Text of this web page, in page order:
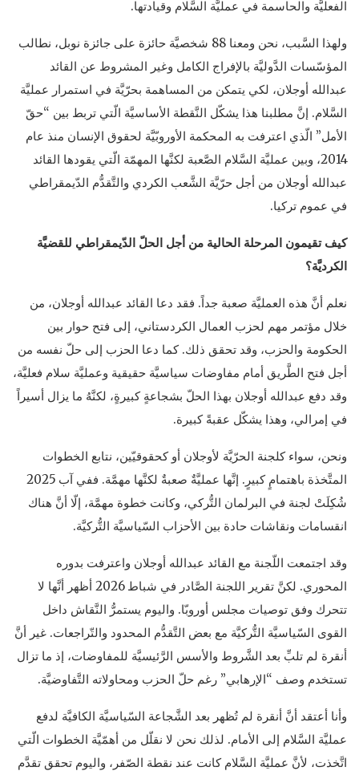
الفعليَّة والحاسمة في عمليَّة السَّلام وقيادتها.
ولهذا السَّبب، نحن ومعنا 88 شخصيَّة حائزة على جائزة نوبل، نطالب
المؤسّسات الدَّوليَّة بالإفراج الكامل وغير المشروط عن القائد
عبدالله أوجلان، لكي يتمكن من المساهمة بحرّيَّة في استمرار عمليَّة
السَّلام. إنَّ مطلبنا هذا يشكّل النَّقطة الأساسيَّة الّتي تربط بين “حقّ
الأمل” الّذي اعترفت به المحكمة الأوروبّيَّة لحقوق الإنسان منذ عام
2014، وبين عمليَّة السَّلام الصَّعبة لكنَّها المهمّة الّتي يقودها القائد
عبدالله أوجلان من أجل حرّيَّة الشَّعب الكردي والتَّقدُّم الدّيمقراطي
في عموم تركيا.
كيف تقيمون المرحلة الحالية من أجل الحلّ الدّيمقراطي للقضيَّة
الكرديَّة؟
نعلم أنَّ هذه العمليَّة صعبة جداً. فقد دعا القائد عبدالله أوجلان، من
خلال مؤتمر مهم لحزب العمال الكردستاني، إلى فتح حوار بين
الحكومة والحزب، وقد تحقق ذلك. كما دعا الحزب إلى حلّ نفسه من
أجل فتح الطَّريق أمام مفاوضات سياسيَّة حقيقية وعمليَّة سلام فعليَّة،
وقد دفع عبدالله أوجلان بهذا الحلّ بشجاعةٍ كبيرةٍ، لكنَّهُ ما يزال أسيراً
في إمرالي، وهذا يشكّل عقبةً كبيرة.
ونحن، سواء كلجنة الحرّيَّة لأوجلان أو كحقوقيّين، نتابع الخطوات
المتَّخذة باهتمامٍ كبيرٍ. إنَّها عمليَّةٌ صعبةٌ لكنَّها مهمَّة. ففي آب 2025
شُكِلَتْ لجنة في البرلمان التُّركي، وكانت خطوة مهمَّة، إلّا أنَّ هناك
انقسامات ونقاشات حادة بين الأحزاب السّياسيَّة التُّركيَّة.
وقد اجتمعت اللّجنة مع القائد عبدالله أوجلان واعترفت بدوره
المحوري. لكنَّ تقرير اللجنة الصَّادر في شباط 2026 أظهر أنَّها لا
تتحرك وفق توصيات مجلس أوروبّا. واليوم يستمرُّ النَّقاش داخل
القوى السّياسيَّة التُّركيَّة مع بعض التَّقدُّم المحدود والتّراجعات. غير أنَّ
أنقرة لم تلبِّ بعد الشَّروط والأسس الرَّئيسيَّة للمفاوضات، إذ ما تزال
تستخدم وصف “الإرهابي” رغم حلّ الحزب ومحاولاته التَّفاوضيَّة.
وأنا أعتقد أنَّ أنقرة لم تُظهر بعد الشَّجاعة السّياسيَّة الكافيَّة لدفع
عمليَّة السَّلام إلى الأمام. لذلك نحن لا نقلّل من أهمّيَّة الخطوات الّتي
اتَّخذت، لأنَّ عمليَّة السَّلام كانت عند نقطة الصّفر، واليوم تحقق تقدَّم